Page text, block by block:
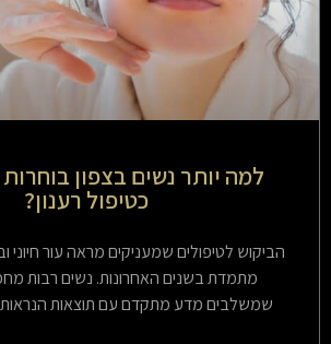
למה יותר נשים בצפון
כטיפול רענון?
הביקוש לטיפולים שמעניקים מראה עור חיוני
מתמדת בשנים האחרונות. נשים רבות
שמשלבים מדע מתקדם עם תוצאות הנראות